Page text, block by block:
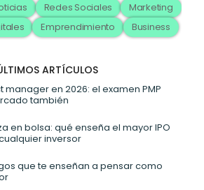
Redes Sociales
Marketing
Emprendimiento Business
ARTÍCULOS
manager en 2026: el examen PMP
también
en bolsa: qué enseña el mayor IPO
inversor
que te enseñan a pensar como